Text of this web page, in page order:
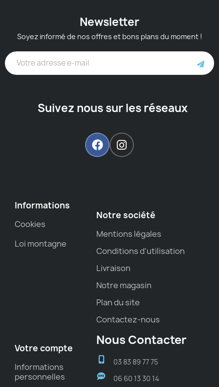
Newsletter
Soyez informé de nos offres et bons plans du moment !
Suivez nous sur les réseaux
Informations
Cookies
Loi montagne
Notre société
Mentions légales
Conditions d'utilisation
Livraison
Notre magasin
Plan du site
Contactez-nous
Votre compte
Informations
personnelles
Nous Contacter
03 83 89 77 75
06 60 13 30 14